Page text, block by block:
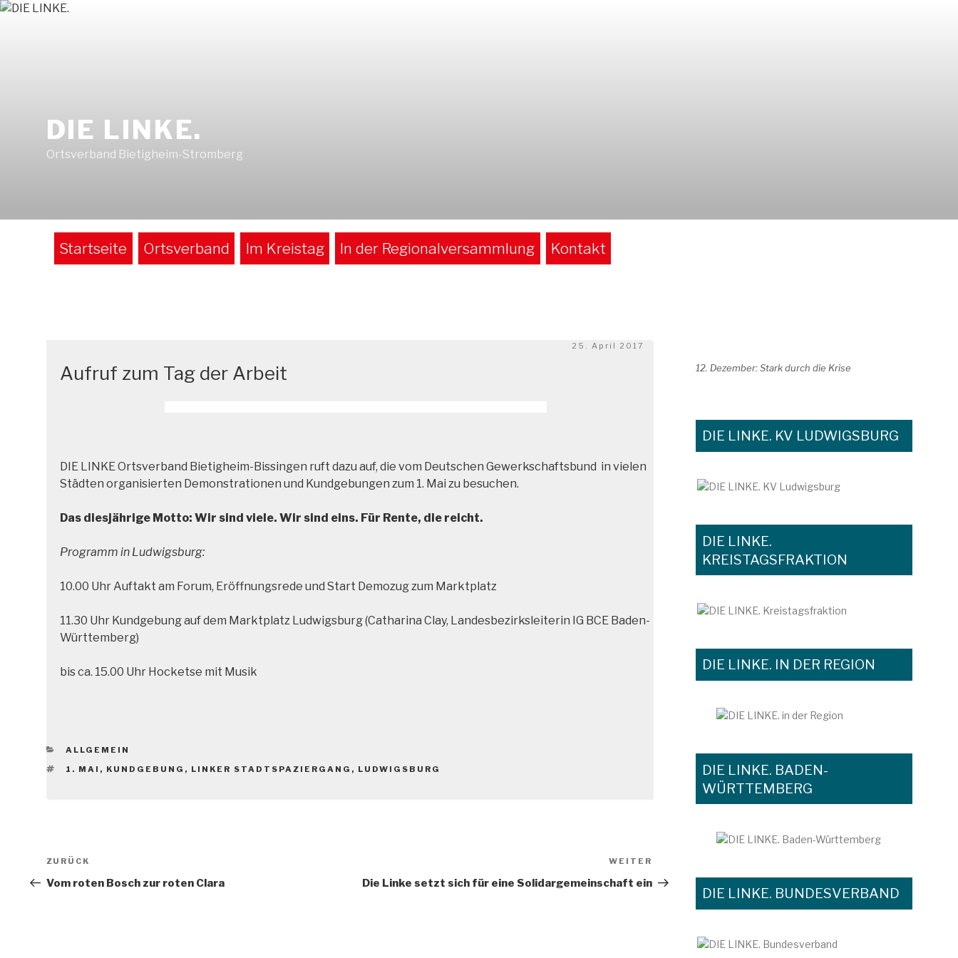
Zum
DIE LINKE.
Ortsverband Bietigheim-Stromberg
Startseite Ortsverband Im Kreistag In der Regionalversammlung Kontakt
Veröffentlicht
25. April 2017
Aufruf zum Tag der Arbeit
DIE LINKE Ortsverband Bietigheim-Bissingen ruft dazu auf, die vom Deutschen Gewerkschaftsbund in vielen
Städten organisierten Demonstrationen und Kundgebungen zum 1. Mai zu besuchen.
Das diesjährige Motto: Wir sind viele. Wir sind eins. Für Rente, die reicht.
Programm in Ludwigsburg:
10.00 Uhr Auftakt am Forum, Eröffnungsrede und Start Demozug zum Marktplatz
11.30 Uhr Kundgebung auf dem Marktplatz Ludwigsburg (Catharina Clay, Landesbezirksleiterin IG BCE Baden-
Württemberg)
bis ca. 15.00 Uhr Hocketse mit Musik
KATEGORIEN
ALLGEMEIN
SCHLAGWÖRTER
1. MAI , KUNDGEBUNG , LINKER STADTSPAZIERGANG , LUDWIGSBURG
Beitragsnavigation
Vorheriger
Beitrag
ZURÜCK
Vom roten Bosch zur roten Clara
Beitrag
WEITER
Die Linke setzt sich für eine Solidargemeinschaft ein
12. Dezember: Stark durch die Krise
DIE LINKE. KV LUDWIGSBURG
DIE LINKE.
KREISTAGSFRAKTION
DIE LINKE. IN DER REGION
DIE LINKE. BADEN-
WÜRTTEMBERG
DIE LINKE. BUNDESVERBAND